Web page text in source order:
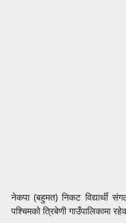
नेकपा (बहुमत) निकट विद्यार्थी
पश्चिमको त्रिबेणी गाउँपालिकामा